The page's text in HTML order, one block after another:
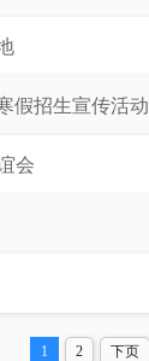
假招生宣传活动
会
1 2 下页